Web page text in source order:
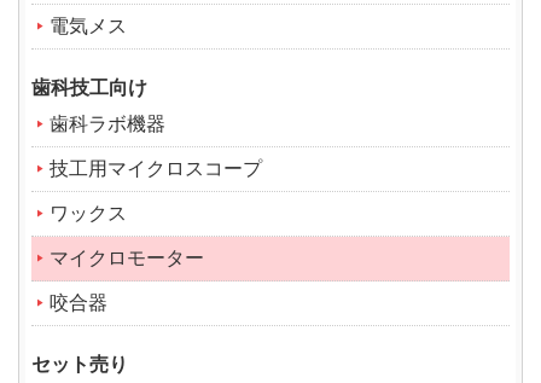
電気メス
歯科技工向け
歯科ラボ機器
技工用マイクロスコープ
ワックス
マイクロモーター
咬合器
セット売り